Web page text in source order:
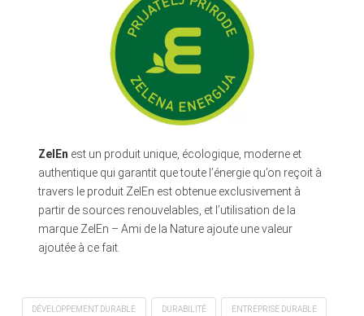
ZelEn est un produit unique, écologique, moderne et
authentique qui garantit que toute l’énergie qu’on reçoit à
travers le produit ZelEn est obtenue exclusivement à
partir de sources renouvelables, et l’utilisation de la
marque ZelEn – Ami de la Nature ajoute une valeur
ajoutée à ce fait.
DÉVELOPPEMENT DURABLE DURABILITÉ ENTREPRISE DURABLE